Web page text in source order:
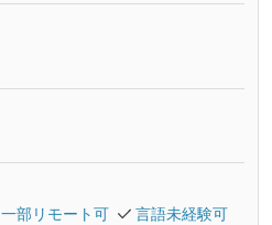
一部リモート可
言語未経験可